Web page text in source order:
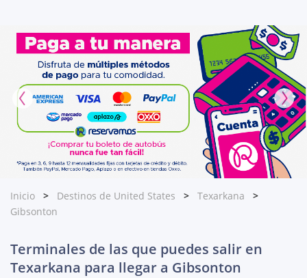
Inicio Destinos de United States
Texarkana
Gibsonton
Terminales de las que puedes salir en
Texarkana para llegar a Gibsonton